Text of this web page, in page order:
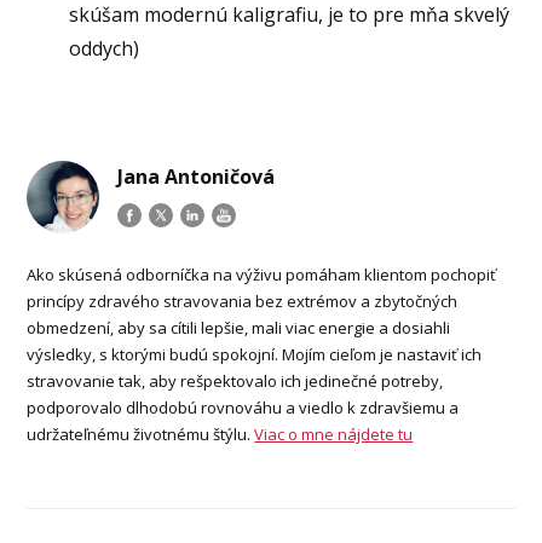
skúšam modernú kaligrafiu, je to pre mňa skvelý
oddych)
Jana Antoničová
Ako skúsená odborníčka na výživu pomáham klientom pochopiť
princípy zdravého stravovania bez extrémov a zbytočných
obmedzení, aby sa cítili lepšie, mali viac energie a dosiahli
výsledky, s ktorými budú spokojní. Mojím cieľom je nastaviť ich
stravovanie tak, aby rešpektovalo ich jedinečné potreby,
podporovalo dlhodobú rovnováhu a viedlo k zdravšiemu a
udržateľnému životnému štýlu.Viac o mne nájdete tu